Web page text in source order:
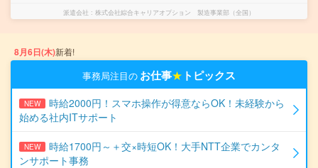
派遣会社 株式会社綜合キャリアオプション 製造事業部（全国）
8月6日(木)新着!
事務局注目の お仕事★ トピックス
NEW
時給2000円！スマホ操作が得意ならOK！未経験から
始める社内ITサポート
NEW
時給1700円～＋交×時短OK！大手NTT企業でカンタ
ンサポート事務